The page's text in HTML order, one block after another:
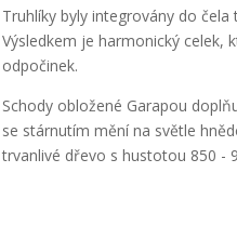
Truhlíky byly integrovány do
Výsledkem je harmonický celek,
odpočinek.
Schody obložené Garapou
se stárnutím mění na světle
trvanlivé dřevo s hustotou 850 -